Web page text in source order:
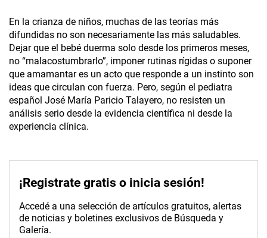
En la crianza de niños, muchas de las teorías más
difundidas no son necesariamente las más saludables.
Dejar que el bebé duerma solo desde los primeros meses,
no “malacostumbrarlo”, imponer rutinas rígidas o suponer
que amamantar es un acto que responde a un instinto son
ideas que circulan con fuerza. Pero, según el pediatra
español José María Paricio Talayero, no resisten un
análisis serio desde la evidencia científica ni desde la
experiencia clínica.
¡Registrate gratis o inicia sesión!
Accedé a una selección de artículos gratuitos, alertas
de noticias y boletines exclusivos de Búsqueda y
Galería.